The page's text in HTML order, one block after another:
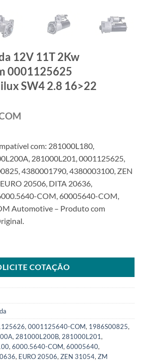
12V 11T 2Kw
0001125625
SW4 2.8 16>22
com: 281000L180,
281000L201, 0001125625,
4380001790, 4380003100, ZEN
20506, DITA 20636,
COM, 60005640-COM,
Automotive – Produto com
COTAÇÃO
, 0001125640-COM, 1986S00825,
, 281000L200B, 281000L201,
, 6000.5640-COM, 60005640,
, EURO 20506, ZEN 31054, ZM